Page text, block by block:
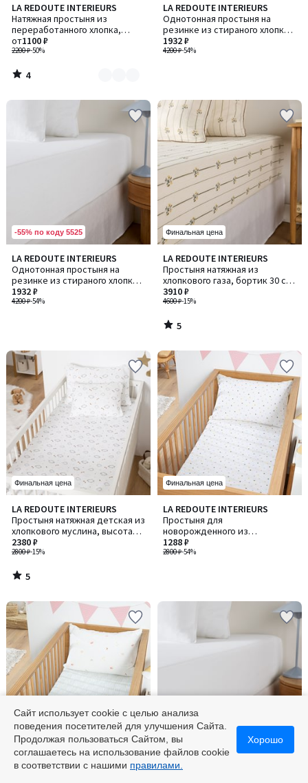
LA REDOUTE INTERIEURS
Натяжная простыня из
переработанного хлопка,
Scenario / Сценарио
2200 ₽-50%
от1100 ₽
4
/
5
Количество
цветов:
4
4
/
LA REDOUTE INTERIEURS
Однотонная простыня на
резинке из стираного хлопка,
высота борта 30 см, TIFLY /
ТИФЛИ
4200 ₽-54%
1932 ₽
-55% по коду 5525
LA REDOUTE INTERIEURS
Однотонная простыня на
резинке из стираного хлопка,
высота борта 30 см, ANNABA /
АННАБА
4200 ₽-54%
1932 ₽
Финальная цена
LA REDOUTE INTERIEURS
Простыня натяжная из
хлопкового газа, бортик 30 см,
цветочный узор, RISETTI /
РИСЕТТИ
4600 ₽-15%
3910 ₽
5
/
5
5
/
Финальная цена
LA REDOUTE INTERIEURS
Простыня натяжная детская из
хлопкового муслина, высота
бортика 17 см, Nieva / Ниева
2800 ₽-15%
2380 ₽
5
/
5
5
/
Финальная цена
LA REDOUTE INTERIEURS
Простыня для
новорожденного из
органического хлопка, бортик
17 см, набивной рисунок в
2800 ₽-54%
1288 ₽
Финальная цена
LA REDOUTE INTERIEURS
Детская простыня на резинке,
LA REDOUTE INTERIEURS
Однотонная простыня на
Количество
цветов:
Сайт использует cookie с целью анализа
поведения посетителей для улучшения Сайта.
Продолжая пользоваться Сайтом, вы
соглашаетесь на использование файлов cookie
в соответствии с нашими правилами.
Хорошо